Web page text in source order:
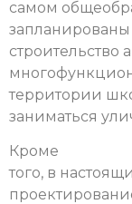
самом
строительство
территории
заниматься
Кроме
того, в